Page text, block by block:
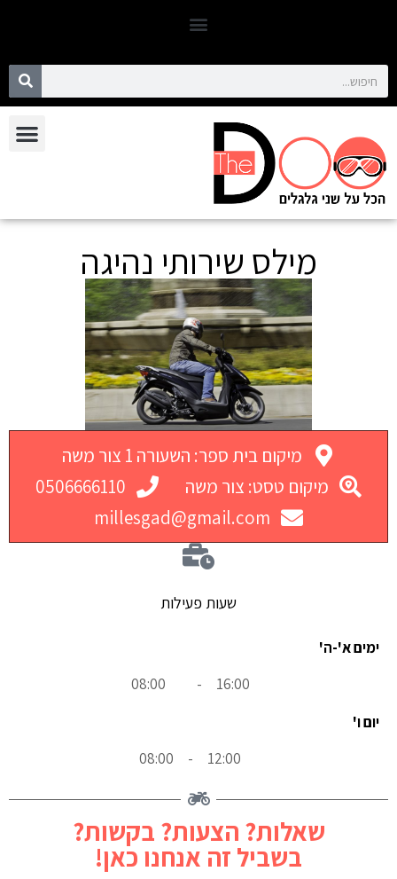
מילס שירותי נהיגה
מיקום בית ספר: השעורה 1 צור משה
מיקום טסט: צור משה
0506666110
millesgad@gmail.com
שעות פעילות
ימים א'-ה'
16:00
-
08:00
יום ו'
12:00
-
08:00
שאלות? הצעות? בקשות?
בשביל זה אנחנו כאן!